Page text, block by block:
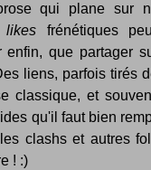
qui plane sur
likes frénétiques
que partager
liens, parfois tirés
classique, et
qu'il faut bien
clashs et autres
! :)